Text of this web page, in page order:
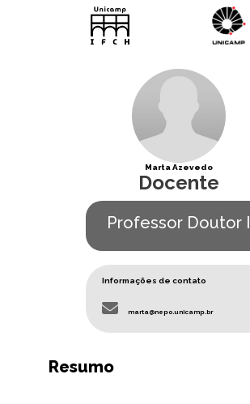
Pular para o conteúdo principal
Marta Azevedo
Docente
Professor Doutor I
Informações de contato
marta@nepo.unicamp.br
Resumo